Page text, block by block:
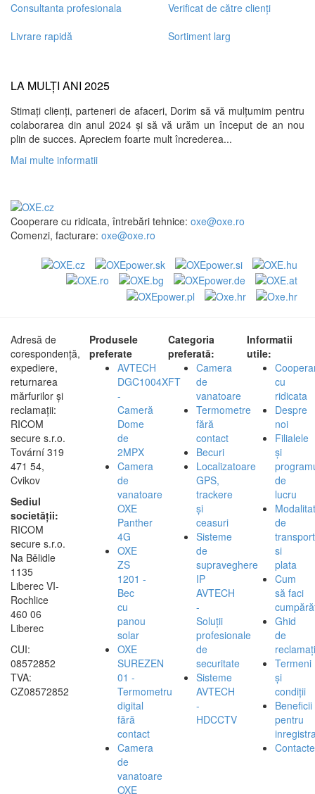
Consultanta profesionala
Verificat de către clienți
Livrare rapidă
Sortiment larg
LA MULȚI ANI 2025
Stimați clienți, parteneri de afaceri, Dorim să vă mulțumim pentru
colaborarea din anul 2024 și să vă urăm un început de an nou
plin de succes. Apreciem foarte mult încrederea...
Mai multe informatii
Cooperare cu ridicata, întrebări tehnice: oxe@oxe.ro
Comenzi, facturare: oxe@oxe.ro
Adresă de
corespondență,
expediere,
returnarea
mărfurilor și
reclamații:
RICOM
secure s.r.o.
Tovární 319
471 54,
Cvikov
Sediul
societății:
RICOM
secure s.r.o.
Na Bělidle
1135
Liberec VI-
Rochlice
460 06
Liberec
CUI:
08572852
TVA:
CZ08572852
Produsele
preferate
AVTECH
DGC1004XFT
-
Cameră
Dome
de
2MPX
Camera
de
vanatoare
OXE
Panther
4G
OXE
ZS
1201 -
Bec
cu
panou
solar
OXE
SUREZEN
01 -
Termometru
digital
fără
contact
Camera
de
vanatoare
OXE
Categoria
preferată:
Camera
de
vanatoare
Termometre
fără
contact
Becuri
Localizatoare
GPS,
trackere
și
ceasuri
Sisteme
de
supraveghere
IP
AVTECH
-
Soluții
profesionale
de
securitate
Sisteme
AVTECH
-
HDCCTV
Informatii
utile:
cu
ridicata
Despre
noi
Filialele
și
de
lucru
de
transport
si
plata
Cum
să faci
Ghid
de
Termeni
și
condiții
Beneficii
pentru
Contacte